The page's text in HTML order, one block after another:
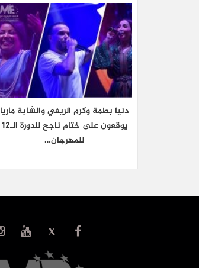
دنيا بطمة وكرم الريفي والشابة ماريا
يوقعون على ختام ناجح للدورة الـ12
للمهرجان…